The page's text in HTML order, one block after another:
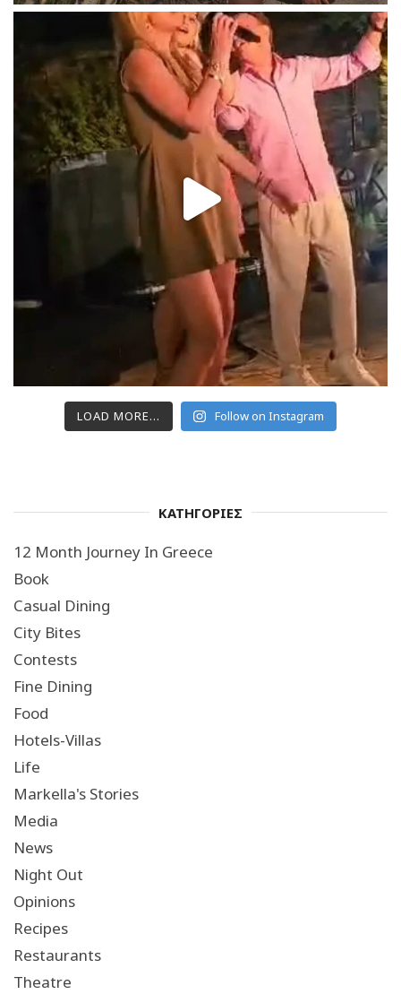
LOAD MORE... Follow on Instagram
ΚΑΤΗΓΟΡΙΕΣ
12 Month Journey In Greece
Book
Casual Dining
City Bites
Contests
Fine Dining
Food
Hotels-Villas
Life
Markella's Stories
Media
News
Night Out
Opinions
Recipes
Restaurants
Theatre